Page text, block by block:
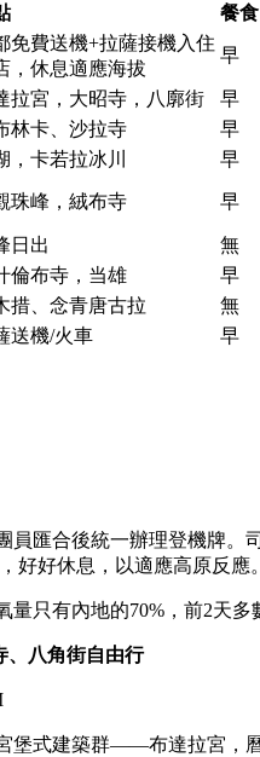
餐食
免費送機+拉薩接機入住
，休息適應海拔
早
拉宮，大昭寺，八廓街 早
林卡、沙拉寺 早
，卡若拉冰川 早
珠峰，絨布寺 早
日出 無
倫布寺，当雄 早
措、念青唐古拉 無
送機/火車 早
員匯合後統一辦理登機牌
好好休息，以適應高原反應。
量只有內地的70%，前2天
、八角街自由行
堡式建築群――布達拉宮，